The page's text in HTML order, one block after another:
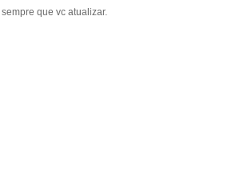
que vc atualizar.